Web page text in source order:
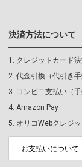
決済方法について
クレジットカード
代金引換（代引き手
コンビニ支払い（手
Amazon Pay
オリコWebクレジッ
お支払いについて